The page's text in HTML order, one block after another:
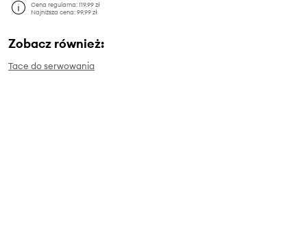
Cena regularna:119,99 zł
Najniższa cena:99,99 zł
Zobacz również:
Tace do serwowania